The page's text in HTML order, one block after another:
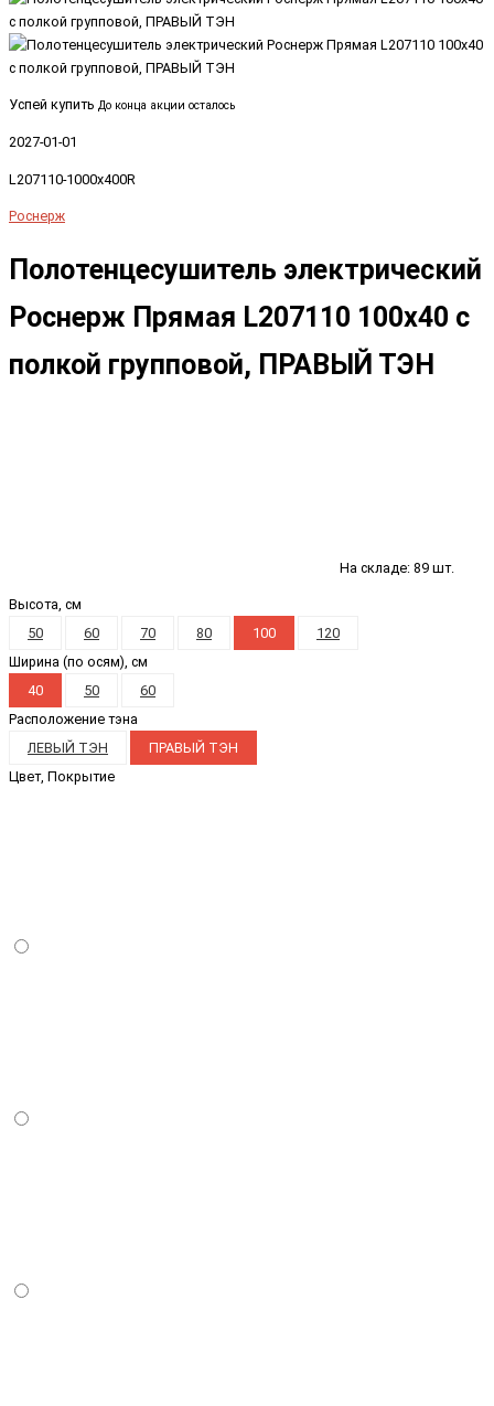
Успей купить До конца акции осталось
2027-01-01
L207110-1000x400R
Роснерж
Полотенцесушитель электрический
Роснерж Прямая L207110 100x40 с
полкой групповой, ПРАВЫЙ ТЭН
На складе: 89 шт.
Высота, см
50
60 70 80 100
120
Ширина (по осям), см
40
50
60
Расположение тэна
ЛЕВЫЙ ТЭН
ПРАВЫЙ ТЭН
Цвет, Покрытие